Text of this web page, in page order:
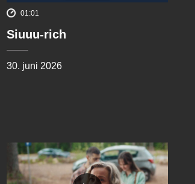
01:01
Siuuu-rich
30. juni 2026